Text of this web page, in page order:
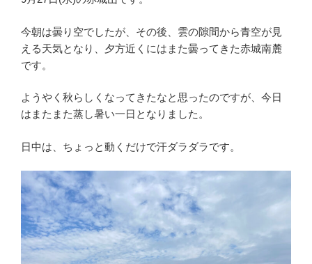
今朝は曇り空でしたが、その後、雲の隙間から青空が見
える天気となり、夕方近くにはまた曇ってきた赤城南麓
です。
ようやく秋らしくなってきたなと思ったのですが、今日
はまたまた蒸し暑い一日となりました。
日中は、ちょっと動くだけで汗ダラダラです。